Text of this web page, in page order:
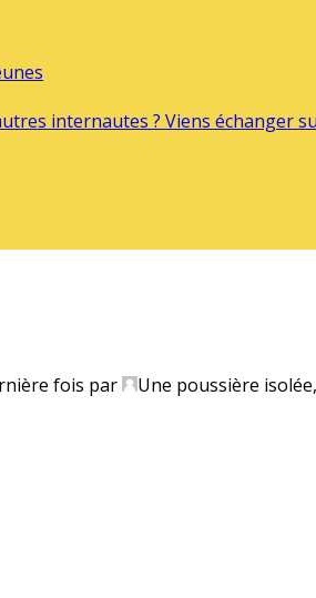
internautes ? Viens échanger
fois par Une poussière isolée